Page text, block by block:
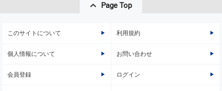
Page Top
このサイトについて 利用規約
個人情報について お問い合わせ
会員登録 ログイン